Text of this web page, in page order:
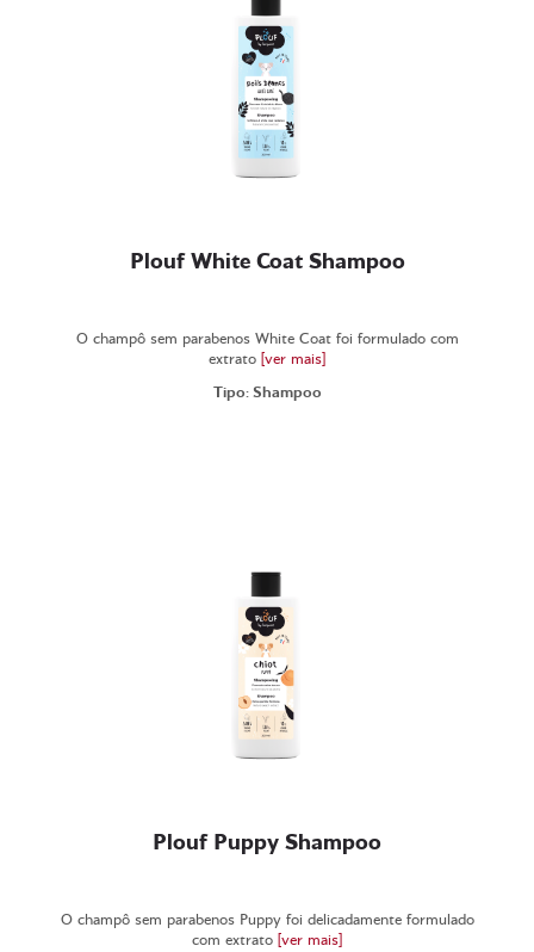
Plouf White Coat Shampoo
O champô sem parabenos White Coat foi formulado com
extrato [ver mais]
Tipo: Shampoo
Plouf Puppy Shampoo
O champô sem parabenos Puppy foi delicadamente formulado
com extrato [ver mais]